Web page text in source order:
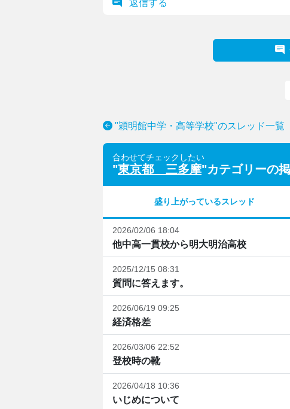
返信する
"穎明館中学・高等学校"のスレッド一覧
合わせてチェックしたい
"東京都 三多摩"カテゴリーの
盛り上がっているスレッド
2026/02/06 18:04
他中高一貫校から明大明治高校
2025/12/15 08:31
質問に答えます。
2026/06/19 09:25
経済格差
2026/03/06 22:52
登校時の靴
2026/04/18 10:36
いじめについて